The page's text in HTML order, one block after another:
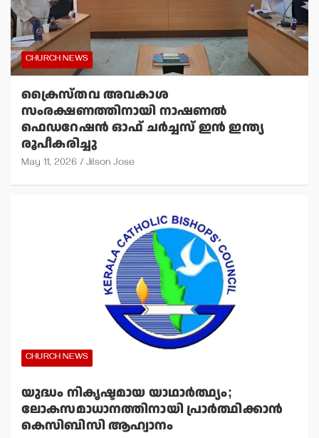
CHURCH NEWS
ക്രൈസ്തവ അവകാശ
സംരക്ഷണത്തിനായി നാഷണല്‍
ഫെഡറേഷന്‍ ഓഫ് ചര്‍ച്ചസ് ഇന്‍ ഇന്ത്യ
രൂപീകരിച്ചു
May 11, 2026 Jilson Jose
CHURCH NEWS
യുദ്ധം നികൃഷ്ടമായ യാഥാര്‍ത്ഥ്യം;
ലോകസമാധാനത്തിനായി പ്രാര്‍ത്ഥിക്കാന്‍
കെസിബിസി ആഹ്വാനം